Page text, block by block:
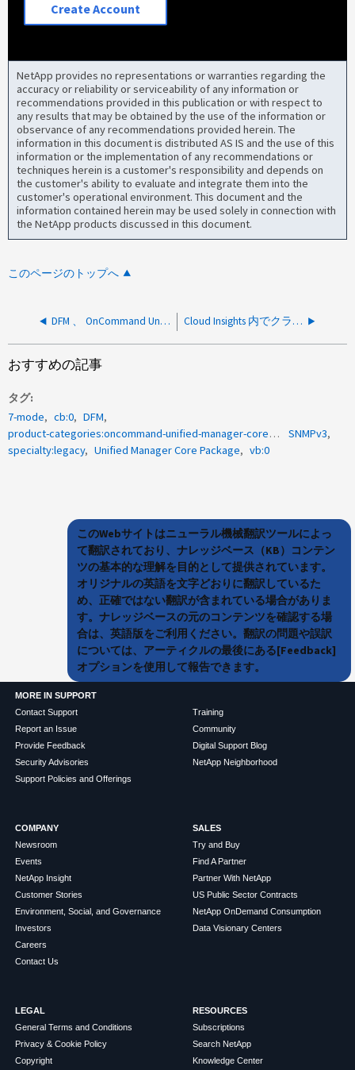
Create Account
NetApp provides no representations or warranties regarding the
accuracy or reliability or serviceability of any information or
recommendations provided in this publication or with respect to
any results that may be obtained by the use of the information or
observance of any recommendations provided herein. The
information in this document is distributed AS IS and the use of this
information or the implementation of any recommendations or
techniques herein is a customer's responsibility and depends on
the customer's ability to evaluate and integrate them into the
customer's operational environment. This document and the
information contained herein may be used solely in connection with
the NetApp products discussed in this document.
このページのトップへ
DFM 、 OnCommand Unified Manager Core 、 Performance Advisor 、 Protection Manager 、 NetApp Management Console などの関係について教えてください。 Cloud Insights 内でクラウドワークロードセキュリティにデータコレクタを追加できない
おすすめの記事
タグ
7-mode
cb:0
DFM
product-categories:oncommand-unified-manager-core-package
SNMPv3
specialty:legacy
Unified Manager Core Package vb:0
このWebサイトはニューラル機械翻訳ツールによっ
て翻訳されており、ナレッジベース（KB）コンテン
ツの基本的な理解を目的として提供されています。
オリジナルの英語を文字どおりに翻訳しているた
め、正確ではない翻訳が含まれている場合がありま
す。ナレッジベースの元のコンテンツを確認する場
合は、英語版をご利用ください。翻訳の問題や誤訳
については、アーティクルの最後にある[Feedback]
オプションを使用して報告できます。
MORE IN SUPPORT
Contact Support
Report an Issue
Provide Feedback
Security Advisories
Support Policies and Offerings
Training
Community
Digital Support Blog
NetApp Neighborhood
COMPANY
Newsroom
Events
NetApp Insight
Customer Stories
Environment, Social, and Governance
Investors
Careers
Contact Us
SALES
Try and Buy
Find A Partner
Partner With NetApp
US Public Sector Contracts
NetApp OnDemand Consumption
Data Visionary Centers
LEGAL
General Terms and Conditions
Privacy & Cookie Policy
Copyright
RESOURCES
Subscriptions
Search NetApp
Knowledge Center